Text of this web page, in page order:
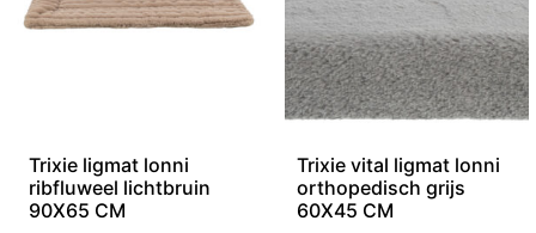
Trixie ligmat lonni
ribfluweel lichtbruin
90X65 CM
Trixie vital ligmat lonni
orthopedisch grijs
60X45 CM